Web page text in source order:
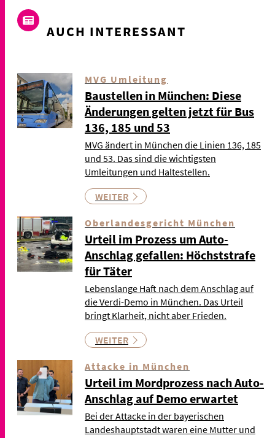
AUCH INTERESSANT
MVG Umleitung
Baustellen in München: Diese
Änderungen gelten jetzt für Bus
136, 185 und 53
MVG ändert in München die Linien 136, 185
und 53. Das sind die wichtigsten
Umleitungen und Haltestellen.
WEITER
Oberlandesgericht München
Urteil im Prozess um Auto-
Anschlag gefallen: Höchststrafe
für Täter
Lebenslange Haft nach dem Anschlag auf
die Verdi-Demo in München. Das Urteil
bringt Klarheit, nicht aber Frieden.
WEITER
Attacke in München
Urteil im Mordprozess nach Auto-
Anschlag auf Demo erwartet
Bei der Attacke in der bayerischen
Landeshauptstadt waren eine Mutter und